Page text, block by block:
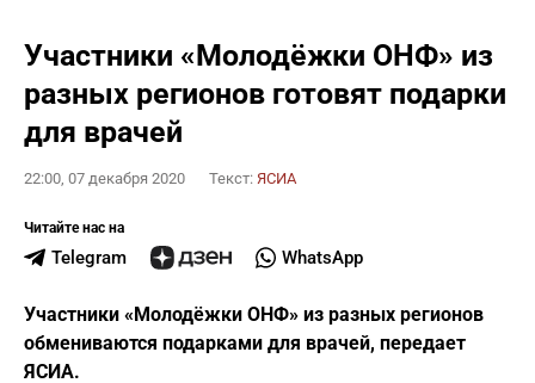
Участники «Молодёжки ОНФ» из
разных регионов готовят подарки
для врачей
22:00, 07 декабря 2020 Текст: ЯСИА
Читайте нас на
Telegram WhatsApp
Участники «Молодёжки ОНФ» из разных регионов
обмениваются подарками для врачей, передает
ЯСИА.